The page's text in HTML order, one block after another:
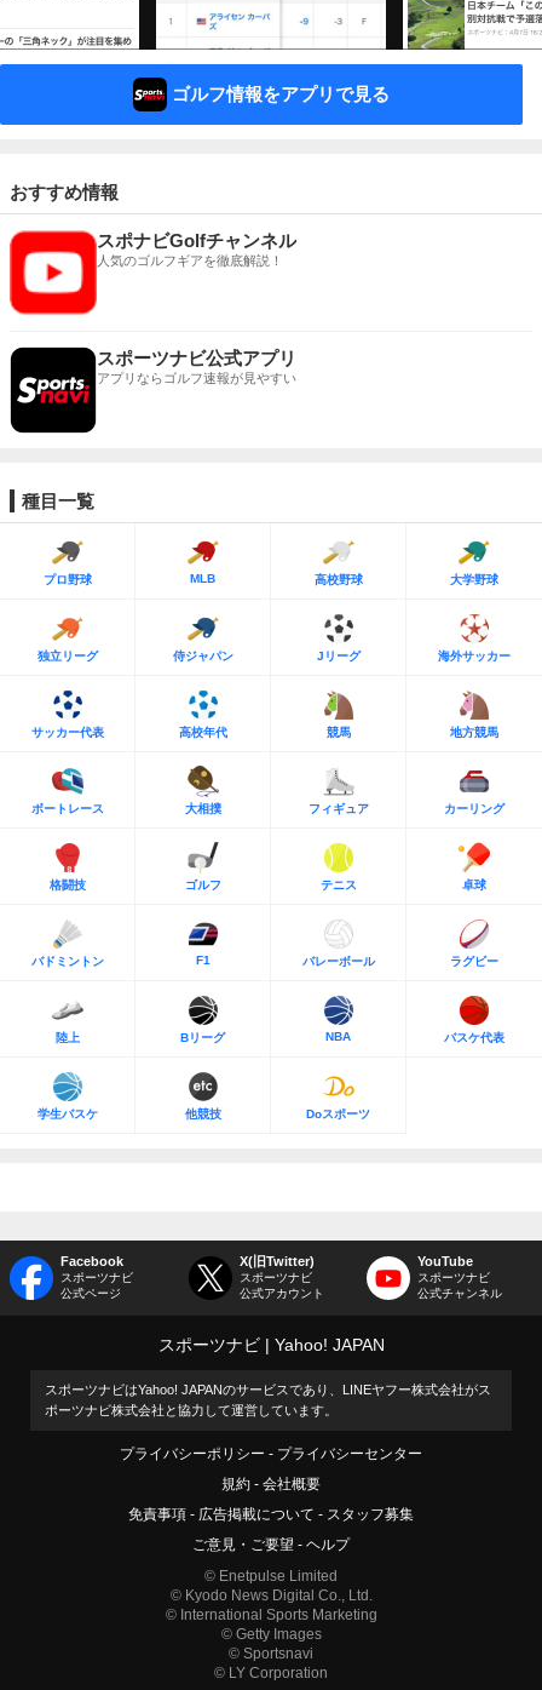
ゴルフ情報をアプリで見る
おすすめ情報
スポナビGolfチャンネル
人気のゴルフギアを徹底解説！
スポーツナビ公式アプリ
アプリならゴルフ速報が見やすい
種目一覧
プロ野球 MLB 高校野球 大学野球
独立リーグ 侍ジャパン Jリーグ 海外サッカー
サッカー代表 高校年代 競馬 地方競馬
ボートレース 大相撲 フィギュア カーリング
格闘技 ゴルフ テニス 卓球
バドミントン F1 バレーボール ラグビー
陸上 Bリーグ NBA バスケ代表
学生バスケ 他競技 Doスポーツ
Facebook
スポーツナビ
公式ページ
X(旧Twitter)
スポーツナビ
公式アカウント
YouTube
スポーツナビ
公式チャンネル
スポーツナビ Yahoo! JAPAN
スポーツナビはYahoo! JAPANのサービスであり、LINEヤフー株式会社がス
ポーツナビ株式会社と協力して運営しています。
プライバシーポリシー
プライバシーセンター
規約
会社概要
免責事項
広告掲載について
スタッフ募集
ご意見・ご要望
ヘルプ
© Enetpulse Limited
© Kyodo News Digital Co., Ltd.
© International Sports Marketing
© Getty Images
© Sportsnavi
© LY Corporation